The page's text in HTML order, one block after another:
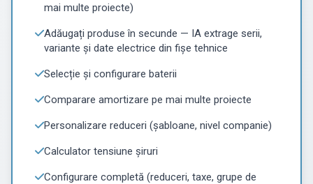
mai multe proiecte)
Adăugați produse în secunde — IA extrage serii,
variante și date electrice din fișe tehnice
Selecție și configurare baterii
Comparare amortizare pe mai multe proiecte
Personalizare reduceri (șabloane, nivel companie)
Calculator tensiune șiruri
Configurare completă (reduceri, taxe, grupe de